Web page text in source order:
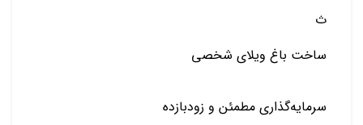
ث
ساخت باغ ویلای شخصی
سرمایه‌گذاری مطمئن و زودبازده